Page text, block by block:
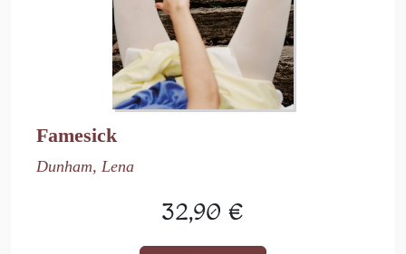
Famesick
Dunham, Lena
32,90 €